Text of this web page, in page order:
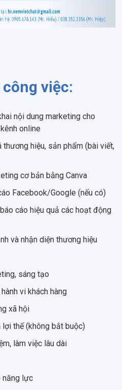
việc:
nội dung marketing cho
online
thương hiệu, sản phẩm (bài viết,
cơ bản bằng Canva
Facebook/Google (nếu có)
cáo hiệu quả các hoạt động
và nhận diện thương hiệu
sáng tạo
vi khách hàng
xã hội
thế (không bắt buộc)
làm việc lâu dài
năng lực